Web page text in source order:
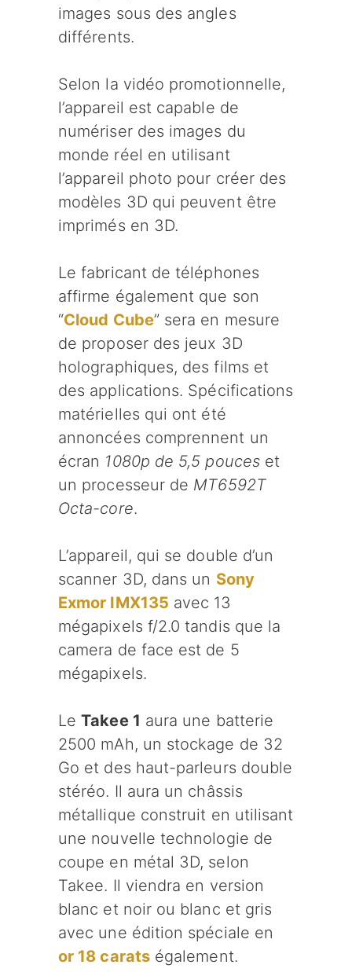
images sous des angles
différents.
Selon la vidéo promotionnelle,
l’appareil est capable de
numériser des images du
monde réel en utilisant
l’appareil photo pour créer des
modèles 3D qui peuvent être
imprimés en 3D.
Le fabricant de téléphones
affirme également que son
“Cloud Cube” sera en mesure
de proposer des jeux 3D
holographiques, des films et
des applications. Spécifications
matérielles qui ont été
annoncées comprennent un
écran 1080p de 5,5 pouceset
un processeur de MT6592T
Octa-core.
L’appareil, qui se double d’un
scanner 3D, dans un Sony
Exmor IMX135 avec 13
mégapixels f/2.0 tandis que la
camera de face est de 5
mégapixels.
LeTakee 1 aura une batterie
2500 mAh, un stockage de 32
Go et des haut-parleurs double
stéréo. Il aura un châssis
métallique construit en utilisant
une nouvelle technologie de
coupe en métal 3D, selon
Takee. Il viendra en version
blanc et noir ou blanc et gris
avec une édition spéciale en
or 18 caratségalement.